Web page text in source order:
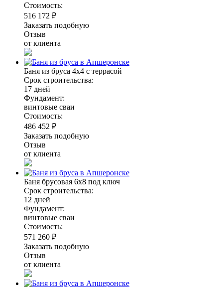
Стоимость:
516 172 ₽
Заказать подобную
Отзыв
от клиента
Баня из бруса 4х4 с террасой
Срок строительства:
17 дней
Фундамент:
винтовые сваи
Стоимость:
486 452 ₽
Заказать подобную
Отзыв
от клиента
Баня брусовая 6х8 под ключ
Срок строительства:
12 дней
Фундамент:
винтовые сваи
Стоимость:
571 260 ₽
Заказать подобную
Отзыв
от клиента